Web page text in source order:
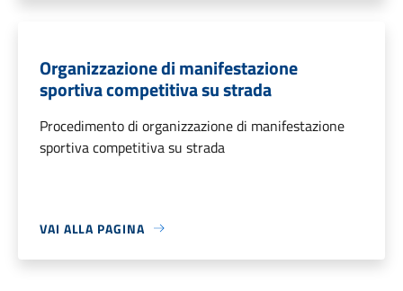
Organizzazione di manifestazione
sportiva competitiva su strada
Procedimento di organizzazione di manifestazione
sportiva competitiva su strada
VAI ALLA PAGINA